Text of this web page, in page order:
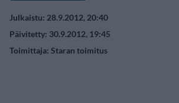
Julkaistu: 28.9.2012, 20:40
Päivitetty: 30.9.2012, 19:45
Toimittaja: Staran toimitus